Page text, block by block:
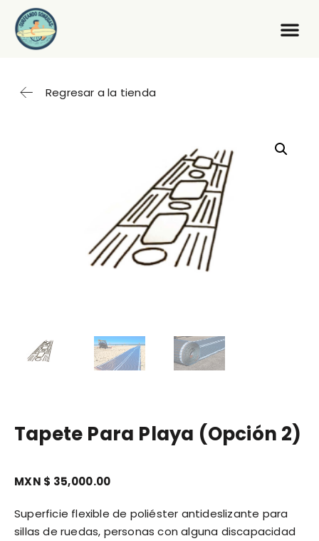
Regresar a la tienda
Tapete Para Playa (opción 2)
MXN $ 35,000.00
Superficie flexible de poliéster antideslizante para
sillas de ruedas, personas con alguna discapacidad